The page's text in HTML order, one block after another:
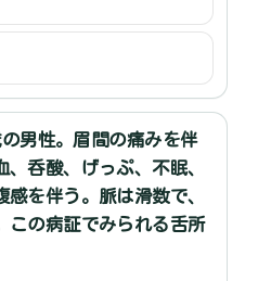
男性。眉間の痛みを伴
呑酸、げっぷ、不眠、
を伴う。脈は滑数で、
この病証でみられる舌所